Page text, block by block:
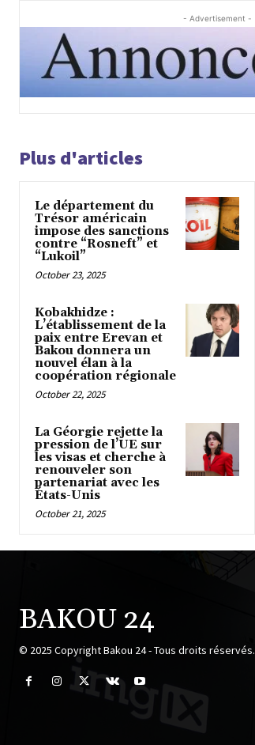
- Advertisement -
Plus d'articles
Le département du
Trésor américain
impose des sanctions
contre “Rosneft” et
“Lukoil”
October 23, 2025
Kobakhidze :
L’établissement de la
paix entre Erevan et
Bakou donnera un
nouvel élan à la
coopération régionale
October 22, 2025
La Géorgie rejette la
pression de l’UE sur
les visas et cherche à
renouveler son
partenariat avec les
États-Unis
October 21, 2025
BAKOU 24
© 2025 Copyright Bakou 24 - Tous droits réservés.